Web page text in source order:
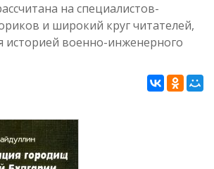
на специалистов-
и широкий круг читателей,
историей военно-инженерного